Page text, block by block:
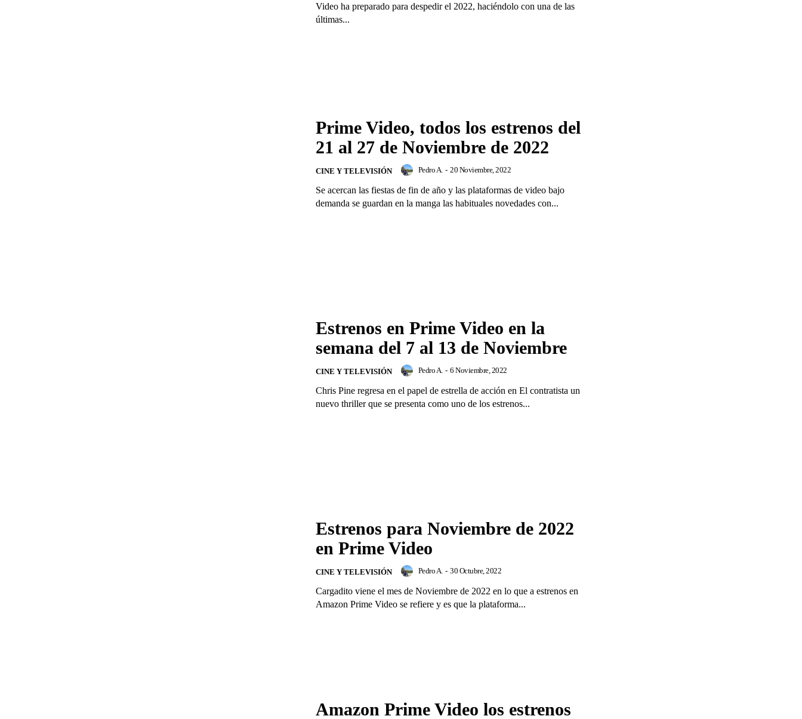
Video ha preparado para despedir el 2022, haciéndolo con una de las
últimas...
Prime Video, todos los estrenos del
21 al 27 de Noviembre de 2022
CINE Y TELEVISIÓN Pedro A. - 20 Noviembre, 2022
Se acercan las fiestas de fin de año y las plataformas de video bajo
demanda se guardan en la manga las habituales novedades con...
Estrenos en Prime Video en la
semana del 7 al 13 de Noviembre
CINE Y TELEVISIÓN Pedro A. - 6 Noviembre, 2022
Chris Pine regresa en el papel de estrella de acción en El contratista un
nuevo thriller que se presenta como uno de los estrenos...
Estrenos para Noviembre de 2022
en Prime Video
CINE Y TELEVISIÓN Pedro A. - 30 Octubre, 2022
Cargadito viene el mes de Noviembre de 2022 en lo que a estrenos en
Amazon Prime Video se refiere y es que la plataforma...
Amazon Prime Video los estrenos